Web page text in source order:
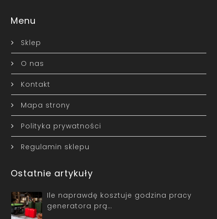
Menu
Sklep
O nas
Kontakt
Mapa strony
Polityka prywatności
Regulamin sklepu
Ostatnie artykuły
Ile naprawdę kosztuje godzina pracy
generatora prą…